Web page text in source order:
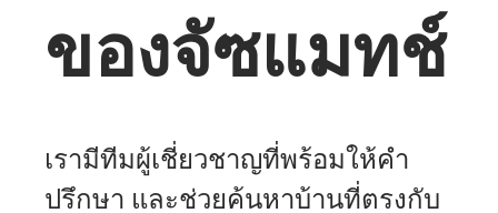
ของจัซแมทช์
เรามีทีมผู้เชี่ยวชาญที่พร้อมให้คำ
ปรึกษา และช่วยค้นหาบ้านที่ตรงกับ